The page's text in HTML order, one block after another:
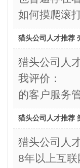
如何摸爬滚
猎头公司人才推荐
猎头公司人
我评价： ?
的客户服务
猎头公司人才推荐
猎头公司
8年以上互